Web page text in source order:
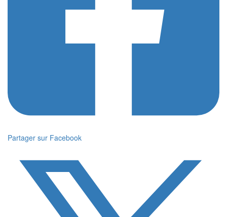
Partager sur Facebook